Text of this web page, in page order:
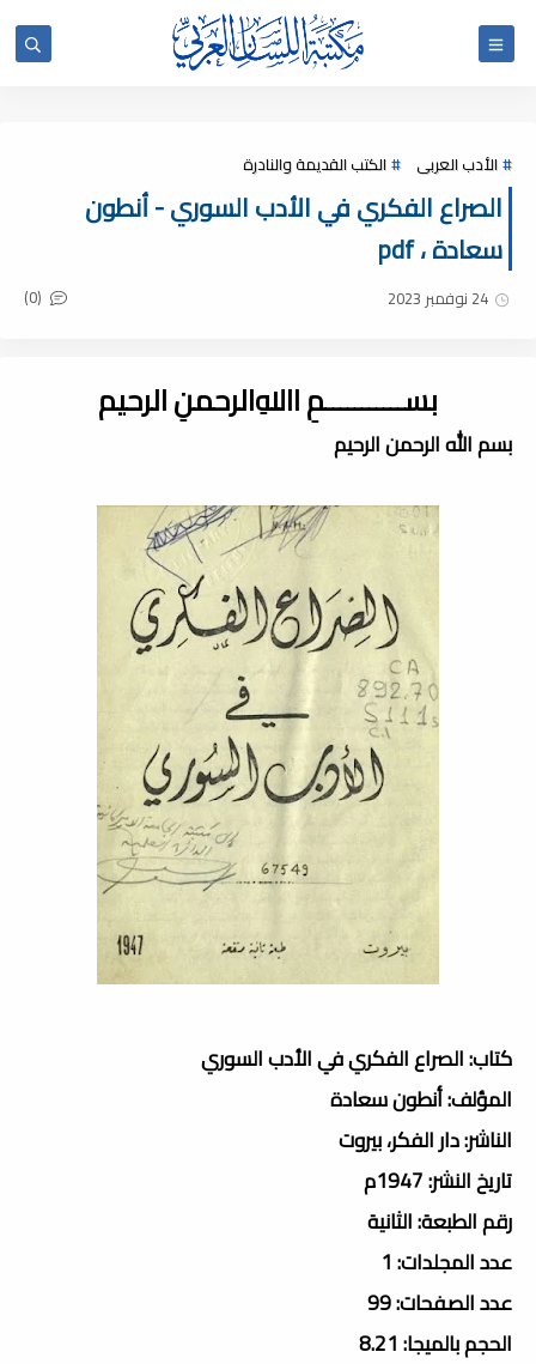
الأدب العربى الكتب القديمة والنادرة
الصراع الفكري في الأدب السوري - أنطون
سعادة ، pdf
24 نوفمبر 2023 (0)
بســـــــــــمِ اﷲِالرحمنِ الرحيم
بسم الله الرحمن الرحيم
كتاب: الصراع الفكري في الأدب السوري
المؤلف: أنطون سعادة
الناشر: دار الفكر، بيروت
تاريخ النشر: 1947م
رقم الطبعة: الثانية
عدد المجلدات: 1
عدد الصفحات: 99
الحجم بالميجا: 8.21